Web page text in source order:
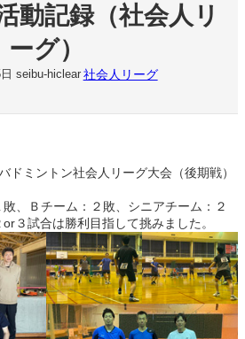
動記録（社会人リ
ーグ）
seibu-hiclear 社会人リーグ
ドミントン社会人リーグ大会（後期戦）
、Ｂチーム：２敗、シニアチーム：２
３試合は勝利目指して挑みました。